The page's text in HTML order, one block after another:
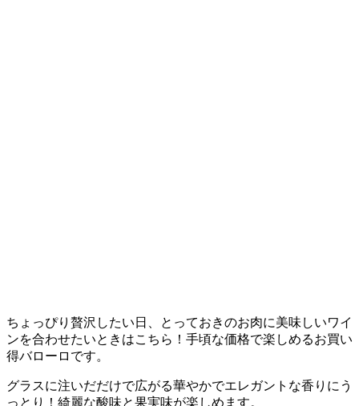
ちょっぴり贅沢したい日、とっておきのお肉に美味しいワイ
ンを合わせたいときはこちら！手頃な価格で楽しめるお買い
得バローロです。
グラスに注いだだけで広がる華やかでエレガントな香りにう
っとり！綺麗な酸味と果実味が楽しめます。